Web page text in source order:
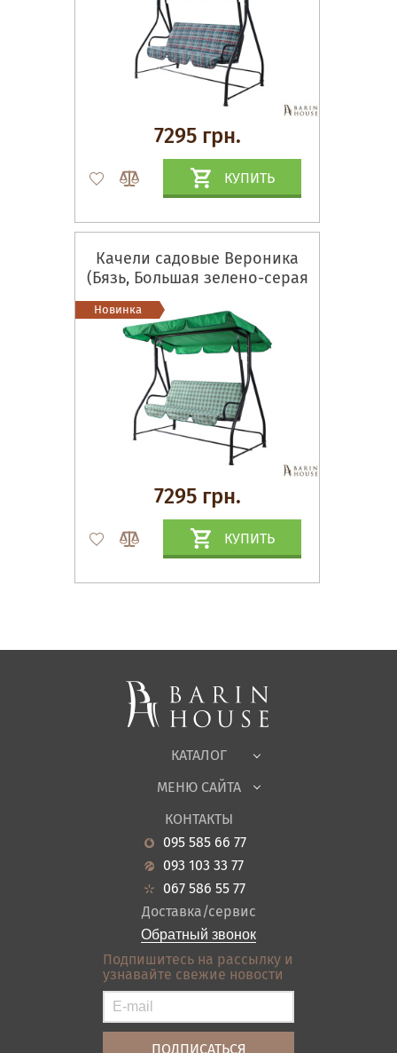
7295 грн.
КУПИТЬ
Качели садовые Вероника
(Бязь, Большая зелено-серая
7295 грн.
КУПИТЬ
Новинка
КАТАЛОГ
Спальни, Кровати
Корпусная мебель
Офисная мебель
Садовая мебель
Гостиная
Кухня
Прихожие
Ванная
Акции
МЕНЮ САЙТА
О нас
Новости
Гарантия
Кредит
Оплата и доставка
Отзывы
Контакты
Карта сайта
Условия покупки
КОНТАКТЫ
095 585 66 77
093 103 33 77
067 586 55 77
Доставка/сервис
Обратный звонок
Подпишитесь на рассылку и
узнавайте свежие новости